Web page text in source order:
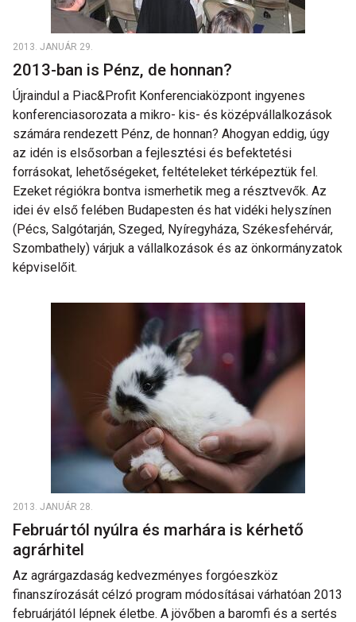
2013. JANUÁR 29.
2013-ban is Pénz, de honnan?
Újraindul a Piac&Profit Konferenciaközpont ingyenes
konferenciasorozata a mikro- kis- és középvállalkozások
számára rendezett Pénz, de honnan? Ahogyan eddig, úgy
az idén is elsősorban a fejlesztési és befektetési
forrásokat, lehetőségeket, feltételeket térképeztük fel.
Ezeket régiókra bontva ismerhetik meg a résztvevők. Az
idei év első felében Budapesten és hat vidéki helyszínen
(Pécs, Salgótarján, Szeged, Nyíregyháza, Székesfehérvár,
Szombathely) várjuk a vállalkozások és az önkormányzatok
képviselőit.
2013. JANUÁR 28.
Februártól nyúlra és marhára is kérhető
agrárhitel
Az agrárgazdaság kedvezményes forgóeszköz
finanszírozását célzó program módosításai várhatóan 2013
februárjától lépnek életbe. A jövőben a baromfi és a sertés